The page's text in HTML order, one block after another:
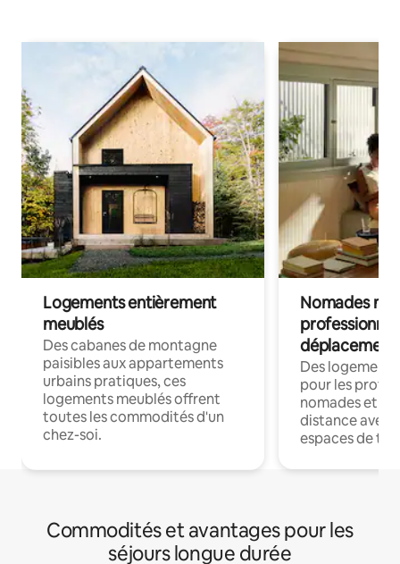
Logements entièrement
meublés
Des cabanes de montagne
paisibles aux appartements
urbains pratiques, ces
logements meublés offrent
toutes les commodités d'un
chez-soi.
Nomades
déplacement
Des
pour les
nomades et
distance avec
espaces de
Commodités et avantages pour les
séjours longue durée